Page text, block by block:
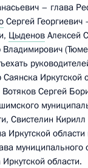
– глава
Сергей Георгиевич
Цыденов Алексей
Иркутской
Сергей
Свистелин
Иркутской
муниципального
области.